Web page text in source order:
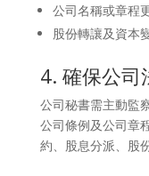
公司名稱或章程
股份轉讓及資本
4. 確保公司
公司秘書需主動監
公司條例及公司章
約、股息分派、股